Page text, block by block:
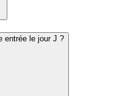
entrée le jour J ?